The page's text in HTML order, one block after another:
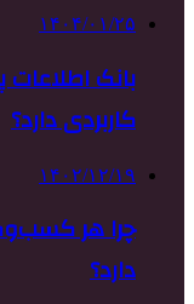
۱۴۰۴/۰۱/۲۵
بانک
کاربردی دارد؟
۱۴۰۲/۱۲/۱۹
چرا هر
دارد؟